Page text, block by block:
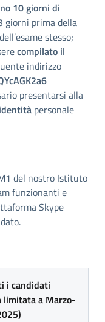
10 giorni di
giorni prima della
stesso;
compilato il
indirizzo
presentarsi alla
personale
del nostro Istituto
funzionanti e
Skype
i candidati
a Marzo-